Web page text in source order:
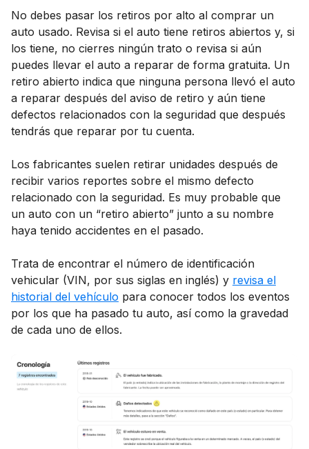
No debes pasar los retiros por alto al comprar un
auto usado. Revisa si el auto tiene retiros abiertos y, si
los tiene, no cierres ningún trato o revisa si aún
puedes llevar el auto a reparar de forma gratuita. Un
retiro abierto indica que ninguna persona llevó el auto
a reparar después del aviso de retiro y aún tiene
defectos relacionados con la seguridad que después
tendrás que reparar por tu cuenta.
Los fabricantes suelen retirar unidades después de
recibir varios reportes sobre el mismo defecto
relacionado con la seguridad. Es muy probable que
un auto con un “retiro abierto” junto a su nombre
haya tenido accidentes en el pasado.
Trata de encontrar el número de identificación
vehicular (VIN, por sus siglas en inglés) y revisa el
historial del vehículo para conocer todos los eventos
por los que ha pasado tu auto, así como la gravedad
de cada uno de ellos.